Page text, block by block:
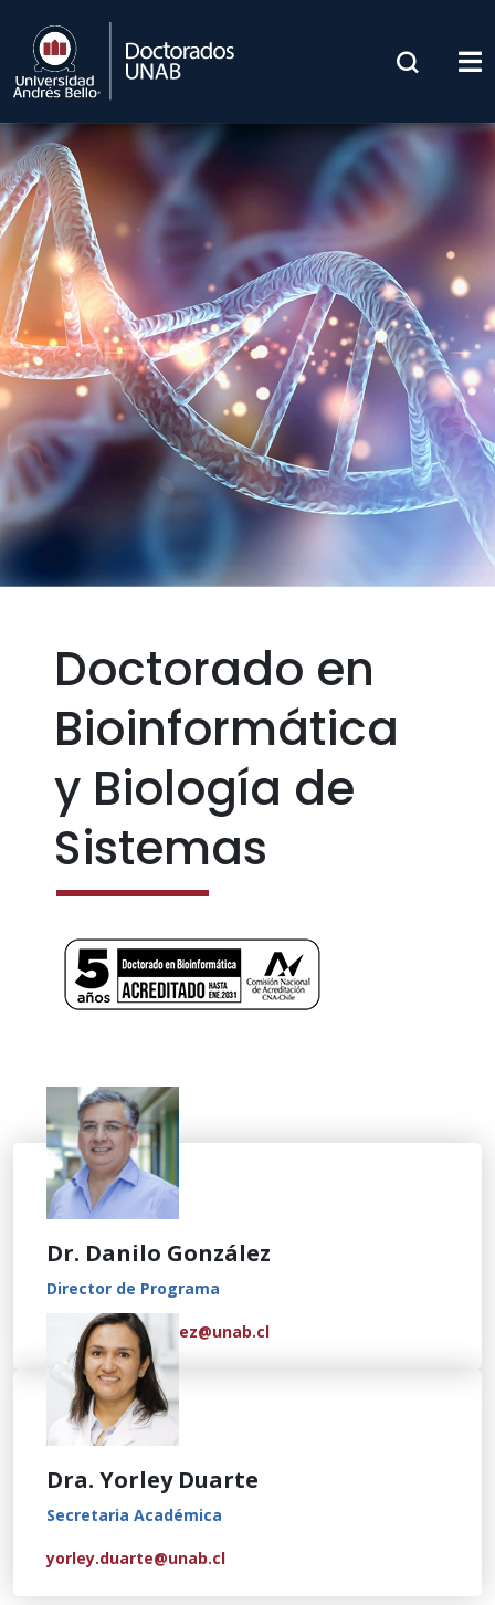
Doctorado en
Bioinformática
y Biología de
Sistemas
Dr. Danilo González
Director de Programa
fernando.gonzalez@unab.cl
Dra. Yorley Duarte
Secretaria Académica
yorley.duarte@unab.cl